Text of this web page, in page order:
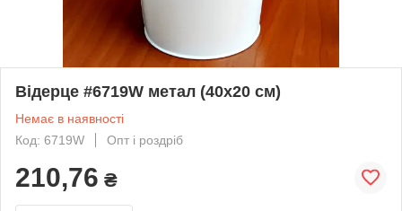
Відерце #6719W метал (40х20 см)
Немає в наявності
Код: 6719W
Опт і роздріб
210,76 ₴